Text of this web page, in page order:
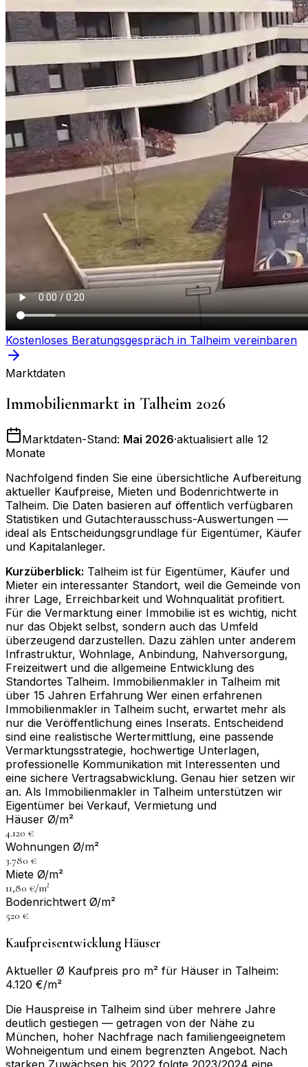
Kostenloses Beratungsgespräch in Talheim vereinbaren
Marktdaten
Immobilienmarkt in Talheim 2026
Marktdaten-Stand: Mai 2026·aktualisiert alle 12
Monate
Nachfolgend finden Sie eine übersichtliche Aufbereitung
aktueller Kaufpreise, Mieten und Bodenrichtwerte in
Talheim. Die Daten basieren auf öffentlich verfügbaren
Statistiken und Gutachterausschuss-Auswertungen —
ideal als Entscheidungsgrundlage für Eigentümer, Käufer
und Kapitalanleger.
Kurzüberblick: Talheim ist für Eigentümer, Käufer und
Mieter ein interessanter Standort, weil die Gemeinde von
ihrer Lage, Erreichbarkeit und Wohnqualität profitiert.
Für die Vermarktung einer Immobilie ist es wichtig, nicht
nur das Objekt selbst, sondern auch das Umfeld
überzeugend darzustellen. Dazu zählen unter anderem
Infrastruktur, Wohnlage, Anbindung, Nahversorgung,
Freizeitwert und die allgemeine Entwicklung des
Standortes Talheim. Immobilienmakler in Talheim mit
über 15 Jahren Erfahrung Wer einen erfahrenen
Immobilienmakler in Talheim sucht, erwartet mehr als
nur die Veröffentlichung eines Inserats. Entscheidend
sind eine realistische Wertermittlung, eine passende
Vermarktungsstrategie, hochwertige Unterlagen,
professionelle Kommunikation mit Interessenten und
eine sichere Vertragsabwicklung. Genau hier setzen wir
an. Als Immobilienmakler in Talheim unterstützen wir
Eigentümer bei Verkauf, Vermietung und
Häuser Ø/m²
4.120 €
Wohnungen Ø/m²
3.780 €
Miete Ø/m²
11,80 €/m²
Bodenrichtwert Ø/m²
520 €
Kaufpreisentwicklung Häuser
Aktueller Ø Kaufpreis pro m² für Häuser in Talheim:
4.120 €/m²
Die Hauspreise in Talheim sind über mehrere Jahre
deutlich gestiegen — getragen von der Nähe zu
München, hoher Nachfrage nach familiengeeignetem
Wohneigentum und einem begrenzten Angebot. Nach
starken Zuwächsen bis 2022 folgte 2023/2024 eine